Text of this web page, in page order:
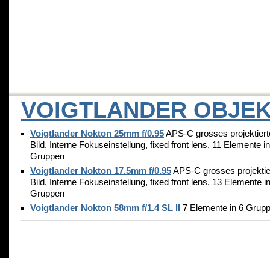
VOIGTLANDER
Voigtlander Nokton 25mm f/0.95APS-C grosses
Bild, Interne Fokuseinstellung, fixed front lens, 11 Elemente
Gruppen
Voigtlander Nokton 17.5mm f/0.95APS-C grosses
Bild, Interne Fokuseinstellung, fixed front lens, 13 Elemente
Gruppen
Voigtlander Nokton 58mm f/1.4 SL II
7 Elemente in 6